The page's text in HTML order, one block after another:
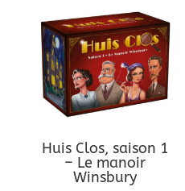
Huis Clos, saison 1
– Le manoir
Winsbury